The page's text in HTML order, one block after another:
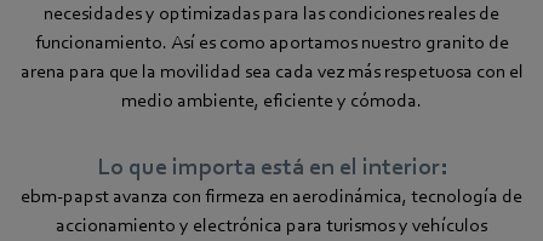
necesidades y optimizadas para las condiciones reales de
funcionamiento. Así es como aportamos nuestro granito de
arena para que la movilidad sea cada vez más respetuosa con el
medio ambiente, eficiente y cómoda.
Lo que importa está en el interior:
ebm‑papst avanza con firmeza en aerodinámica, tecnología de
accionamiento y electrónica para turismos y vehículos